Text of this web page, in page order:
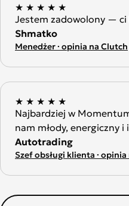
★ ★ ★ ★ ★
Jestem zadowolony — ci
Shmatko
Menedżer · opinia na Clutch
★ ★ ★ ★ ★
Najbardziej w
nam młody, energiczny
Autotrading
Szef obsługi klienta ·